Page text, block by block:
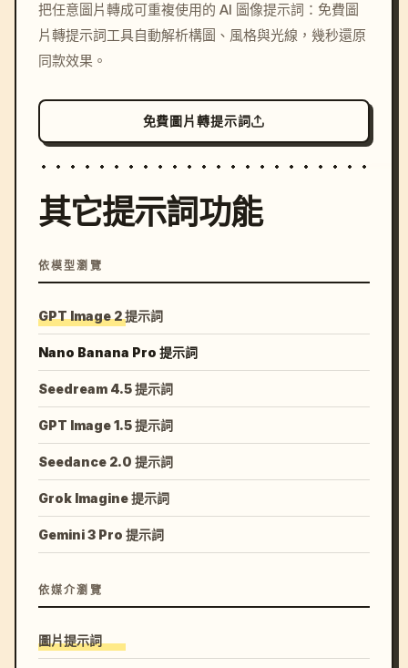
c, cyberpunk sunset, neon
colors, 8k --v 6.0
把任意圖片轉成可重複使用的 AI 圖像提示詞：免費圖
片轉提示詞工具自動解析構圖、風格與光線，幾秒還原
同款效果。
免費圖片轉提示詞
其它提示詞功能
依模型瀏覽
GPT Image 2 提示詞
Nano Banana Pro 提示詞
Seedream 4.5 提示詞
GPT Image 1.5 提示詞
Seedance 2.0 提示詞
Grok Imagine 提示詞
Gemini 3 Pro 提示詞
依媒介瀏覽
圖片提示詞